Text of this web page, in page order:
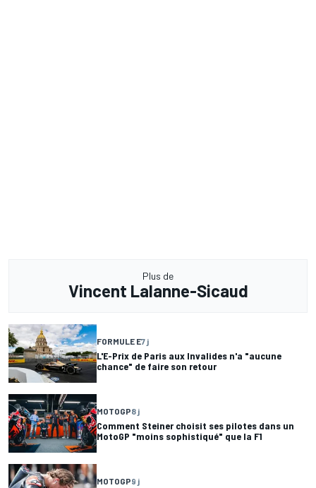
Plus de
Vincent Lalanne-Sicaud
FORMULE E7 j
L'E-Prix de Paris aux Invalides n'a "aucune
chance" de faire son retour
MOTOGP8 j
Comment Steiner choisit ses pilotes dans un
MotoGP "moins sophistiqué" que la F1
MOTOGP9 j